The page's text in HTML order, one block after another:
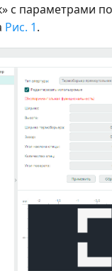
с параметрами
Рис. 1.